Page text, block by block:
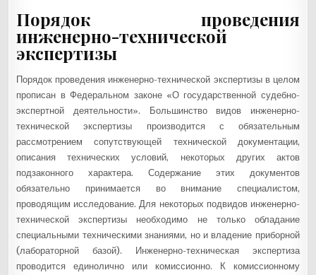
Порядок проведения
инженерно-технической
экспертизы
Порядок проведения инженерно-технической экспертизы в целом
прописан в Федеральном законе «О государственной судебно-
экспертной деятельности». Большинство видов инженерно-
технической экспертизы производится с обязательным
рассмотрением сопутствующей технической документации,
описания технических условий, некоторых других актов
подзаконного характера. Содержание этих документов
обязательно принимается во внимание специалистом,
проводящим исследование. Для некоторых подвидов инженерно-
технической экспертизы необходимо не только обладание
специальными техническими знаниями, но и владение приборной
(лабораторной базой). Инженерно-техническая экспертиза
проводится единолично или комиссионно. К комиссионному